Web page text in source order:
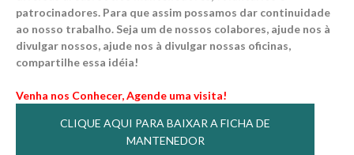
patrocinadores. Para que assim possamos dar continuidade
ao nosso trabalho. Seja um de nossos colabores, ajude nos à
divulgar nossos, ajude nos à divulgar nossas oficinas,
compartilhe essa idéia!
Venha nos Conhecer, Agende uma visita!
CLIQUE AQUI PARA BAIXAR A FICHA DE
MANTENEDOR